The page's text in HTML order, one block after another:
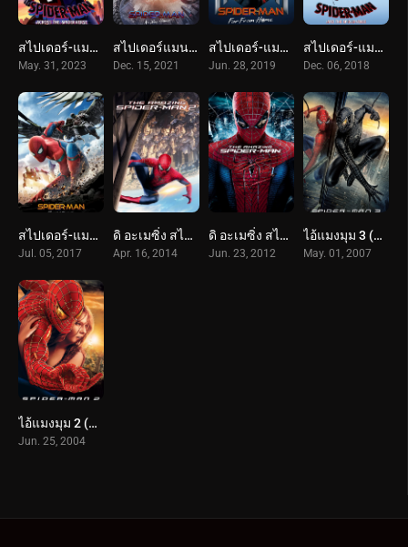
สไปเดอร์-แมน: ผงาดข้ามจักรวาลแมงมุม (2023) Spider-Man: Across the Spider-Verse
May. 31, 2023
สไปเดอร์แมน โน เวย์ โฮม (2021) Spider-Man: No Way Home
Dec. 15, 2021
สไปเดอร์-แมน: ฟาร์ ฟอร์ม โฮม (2019) Spider-Man: Far From Home
Jun. 28, 2019
สไปเดอร์-แมน: ผงาดสู่จักรวาล-แมงมุม (2018) Spider-Man: Into the Spider-Verse
Dec. 06, 2018
สไปเดอร์-แมน: โฮมคัมมิ่ง (2017) Spider-Man: Homecoming
Jul. 05, 2017
ดิ อะเมซิ่ง สไปเดอร์แมน 2 : ผงาดจอมอสูรกายสายฟ้า (2014) The Amazing Spider-Man 2
Apr. 16, 2014
ดิ อะเมซิ่ง สไปเดอร์แมน (2012) The Amazing Spider-Man
Jun. 23, 2012
ไอ้แมงมุม 3 (2007) Spider-Man 3
May. 01, 2007
ไอ้แมงมุม 2 (2004) Spider-Man 2
Jun. 25, 2004